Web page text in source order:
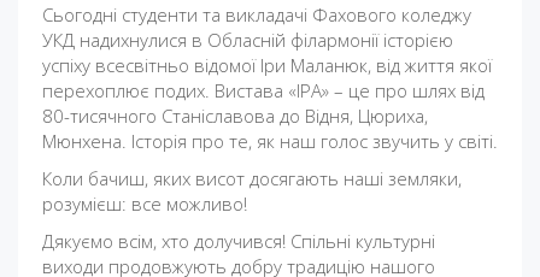
Сьогодні студенти та викладачі Фахового коледжу
УКД надихнулися в Обласній філармонії історією
успіху всесвітньо відомої Іри Маланюк, від життя якої
перехоплює подих. Вистава «ІРА» – це про шлях від
80-тисячного Станіславова до Відня, Цюриха,
Мюнхена. Історія про те, як наш голос звучить у світі.
Коли бачиш, яких висот досягають наші земляки,
розумієш: все можливо!
Дякуємо всім, хто долучився! Спільні культурні
виходи продовжують добру традицію нашого